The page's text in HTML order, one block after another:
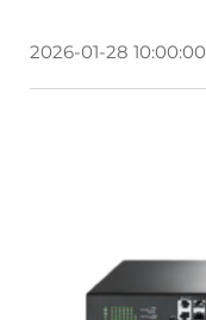
2026-01-28 10:00:00